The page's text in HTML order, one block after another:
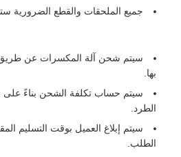
جميع الملحقات والقطع الضرورية
سيتم شحن آلة المكسرات عن
بها.
سيتم حساب تكلفة الشحن بناءً على
الطرد.
سيتم إبلاغ العميل بوقت التسليم
الطلب.